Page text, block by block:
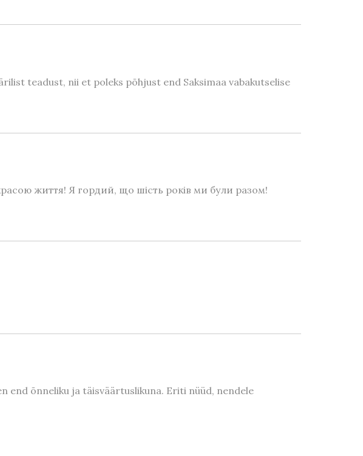
teadust, nii et poleks põhjust end Saksimaa vabakutselise
життя! Я гордий, що шість років ми були разом!
end õnneliku ja täisväärtuslikuna. Eriti nüüd, nendele